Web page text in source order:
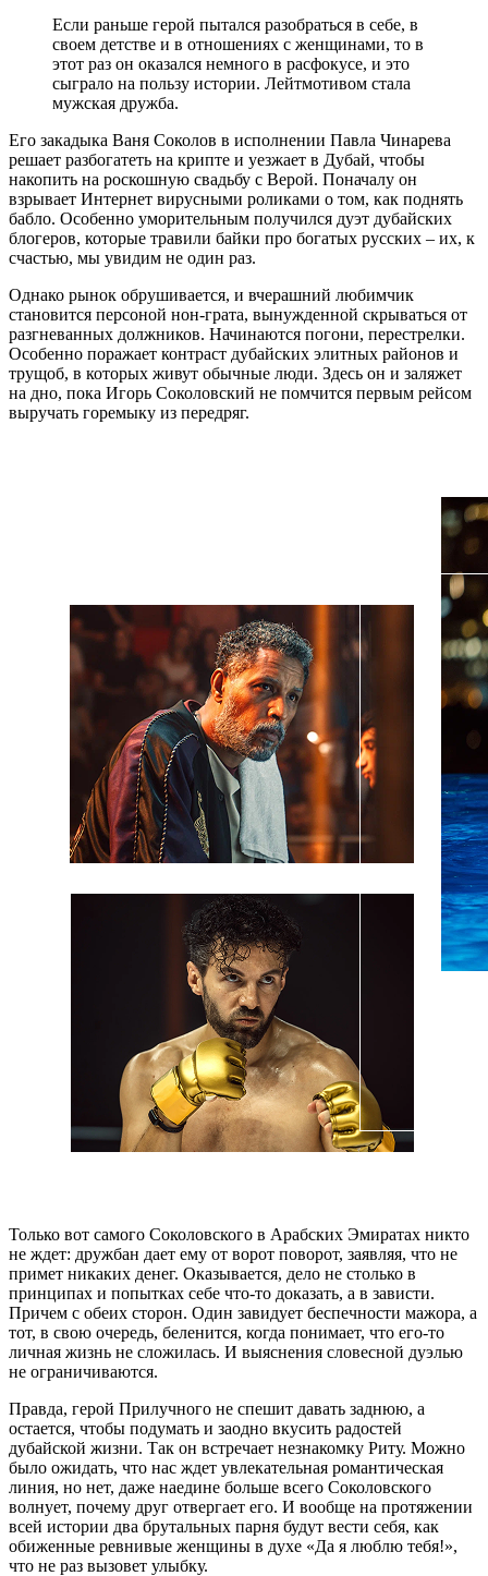
Если раньше герой пытался разобраться в себе, в
своем детстве и в отношениях с женщинами, то в
этот раз он оказался немного в расфокусе, и это
сыграло на пользу истории. Лейтмотивом стала
мужская дружба.
Его закадыка Ваня Соколов в исполнении Павла Чинарева
решает разбогатеть на крипте и уезжает в Дубай, чтобы
накопить на роскошную свадьбу с Верой. Поначалу он
взрывает Интернет вирусными роликами о том, как поднять
бабло. Особенно уморительным получился дуэт дубайских
блогеров, которые травили байки про богатых русских – их, к
счастью, мы увидим не один раз.
Однако рынок обрушивается, и вчерашний любимчик
становится персоной нон-грата, вынужденной скрываться от
разгневанных должников. Начинаются погони, перестрелки.
Особенно поражает контраст дубайских элитных районов и
трущоб, в которых живут обычные люди. Здесь он и заляжет
на дно, пока Игорь Соколовский не помчится первым рейсом
выручать горемыку из передряг.
Только вот самого Соколовского в Арабских Эмиратах никто
не ждет: дружбан дает ему от ворот поворот, заявляя, что не
примет никаких денег. Оказывается, дело не столько в
принципах и попытках себе что-то доказать, а в зависти.
Причем с обеих сторон. Один завидует беспечности мажора, а
тот, в свою очередь, беленится, когда понимает, что его-то
личная жизнь не сложилась. И выяснения словесной дуэлью
не ограничиваются.
Правда, герой Прилучного не спешит давать заднюю, а
остается, чтобы подумать и заодно вкусить радостей
дубайской жизни. Так он встречает незнакомку Риту. Можно
было ожидать, что нас ждет увлекательная романтическая
линия, но нет, даже наедине больше всего Соколовского
волнует, почему друг отвергает его. И вообще на протяжении
всей истории два брутальных парня будут вести себя, как
обиженные ревнивые женщины в духе «Да я люблю тебя!»,
что не раз вызовет улыбку.